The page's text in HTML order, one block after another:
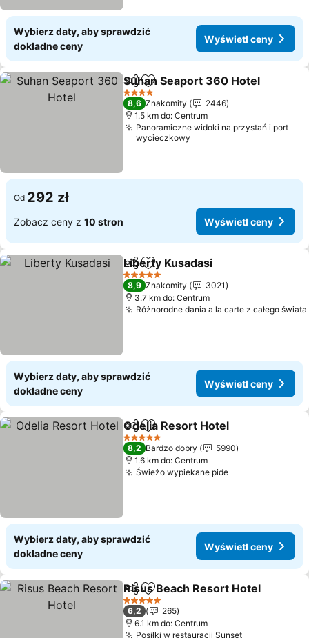
Wybierz daty, aby sprawdzić
dokładne ceny
Wyświetl ceny
Udostępnij
Dodaj do ulubionych
Suhan Seaport 360 Hotel
4 Kategoria
8,6 Znakomity
2446
1.5 km do: Centrum
Panoramiczne widoki na przystań i port
wycieczkowy
Od 292 zł
Zobacz ceny z 10 stron Wyświetl ceny
Udostępnij
Dodaj do ulubionych
Liberty Kusadasi
5 Kategoria
8,9 Znakomity
3021
3.7 km do: Centrum
Różnorodne dania a la carte z całego świata
Wybierz daty, aby sprawdzić
dokładne ceny
Wyświetl ceny
Udostępnij
Dodaj do ulubionych
Odelia Resort Hotel
5 Kategoria
8,2 Bardzo dobry
5990
1.6 km do: Centrum
Świeżo wypiekane pideWyświetl ceny
Wybierz daty, aby sprawdzić
dokładne ceny
Wyświetl ceny
Udostępnij
Dodaj do ulubionych
Risus Beach Resort Hotel
5 Kategoria
6,2
265
6.1 km do: Centrum
Posiłki w restauracji Sunset